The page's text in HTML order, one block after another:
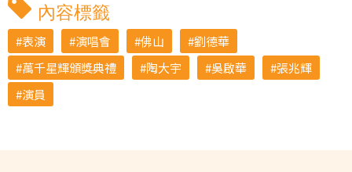
內容標籤
表演 演唱會 佛山
劉德華
萬千星輝頒獎典禮
陶大宇 吳啟華
張兆輝
演員